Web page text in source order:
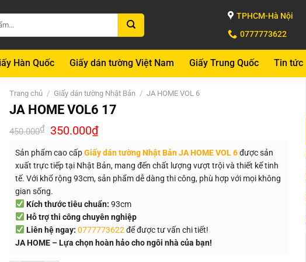
TPHCM-Hà Nội
0777773622
Hàn Quốc Giấy dán tường Việt Nam Giấy Trung Quốc Tin tức
Trang chủ / Giấy dán tường Nhật Bản / JA HOME VOL 6
JA HOME VOL6 17
450.000₫ Giá
gốc
450.000₫.
350.000₫Giá
hiện
là:
350.000₫.
Sản phẩm cao cấpGiấy dán tường Nhật Bản JA HOME VOL 6được sản
xuất trực tiếp tại Nhật Bản, mang đến chất lượng vượt trội và thiết kế tinh
tế. Với khổ rộng 93cm, sản phẩm dễ dàng thi công, phù hợp với mọi không
gian sống.
Kích thước tiêu chuẩn: 93cm
Hỗ trợ thi công chuyên nghiệp
Liên hệ ngay: 0777773622 để được tư vấn chi tiết!
JA HOME – Lựa chọn hoàn hảo cho ngôi nhà của bạn!